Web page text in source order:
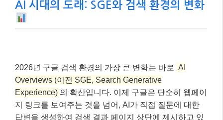
AI 시대의 도래: SGE와 검색 환경의 변화
2026년 구글 검색 환경의 가장 큰 변화는 바로 AI
Overviews (이전 SGE, Search Generative
Experience) 의 확산입니다. 이제 구글은 단순히 웹페이
지 링크를 보여주는 것을 넘어, AI가 직접 질문에 대한
답변을 생성하여 검색 결과 페이지 상단에 제시하고 있